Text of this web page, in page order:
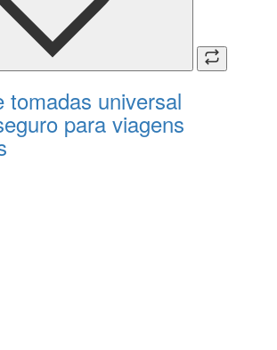
tomadas universal
para viagens